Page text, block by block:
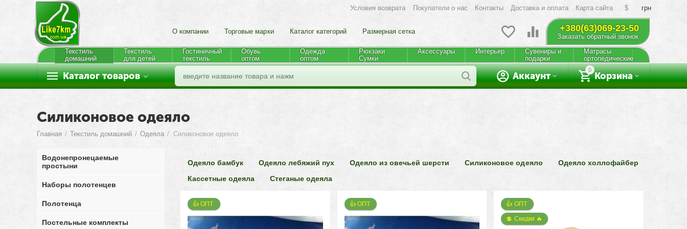
$ грн
Условия возврата Покупатели о нас Контакты Доставка и оплата Карта сайта
О компании Торговые марки Каталог категорий Размерная сетка +380(63)069-23-50
Заказать обратный звонок
Текстиль
домашний
Текстиль
для детей
Гостиничный
текстиль
Обувь
оптом
Одежда
оптом
Рюкзаки
Cумки
Аксессуары Интерьер
Сувениры и
подарки
Матрасы
ортопедические
Каталог товаров
0
Корзина
Аккаунт
Силиконовое одеяло
Главная / Текстиль домашний / Одеяла / Силиконовое одеяло
Одеяло бамбук Одеяло лебяжий пух Одеяло из овечьей шерсти Силиконовое одеяло
Одеяло холлофайбер
Кассетные одеяла
Стеганые одеяла
👍 ОПТ 👍 ОПТ 👍 ОПТ
💲 Скидки 🔥
Водонепронецаемые
простыни
Наборы полотенцев
Полотенца
Постельные комплекты